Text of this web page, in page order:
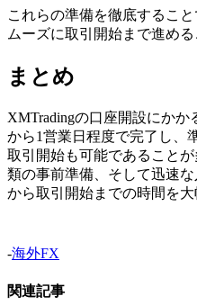
これらの準備を徹底するこ
ムーズに取引開始まで進める
まとめ
XMTradingの口座開設にか
から1営業日程度で完了し、
取引開始も可能であること
類の事前準備、そして迅速
から取引開始までの時間を
-海外FX
関連記事